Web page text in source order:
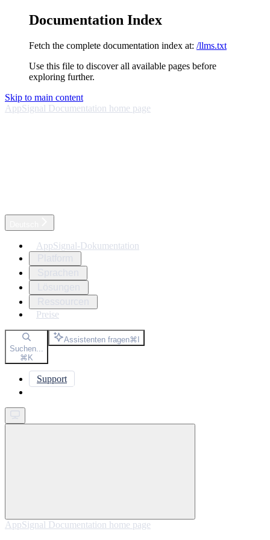
Documentation Index
Fetch the complete documentation index at: /llms.txt
Use this file to discover all available pages before
exploring further.
Skip to main content
AppSignal Documentation home page
AppSignal-Dokumentation
Preise
Suchen...
⌘K
Assistenten fragen⌘I
Support
AppSignal Documentation home page